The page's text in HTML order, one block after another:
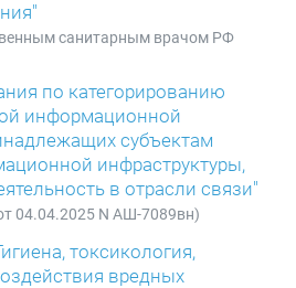
санитарным врачом РФ
по категорированию
информационной
субъектам
инфраструктуры,
в отрасли связи"
04.04.2025 N АШ-7089вн)
токсикология,
вредных